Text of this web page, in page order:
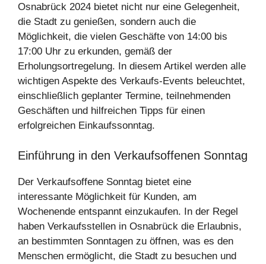
Osnabrück 2024 bietet nicht nur eine Gelegenheit,
die Stadt zu genießen, sondern auch die
Möglichkeit, die vielen Geschäfte von 14:00 bis
17:00 Uhr zu erkunden, gemäß der
Erholungsortregelung. In diesem Artikel werden alle
wichtigen Aspekte des Verkaufs-Events beleuchtet,
einschließlich geplanter Termine, teilnehmenden
Geschäften und hilfreichen Tipps für einen
erfolgreichen Einkaufssonntag.
Einführung in den Verkaufsoffenen Sonntag
Der Verkaufsoffene Sonntag bietet eine
interessante Möglichkeit für Kunden, am
Wochenende entspannt einzukaufen. In der Regel
haben Verkaufsstellen in Osnabrück die Erlaubnis,
an bestimmten Sonntagen zu öffnen, was es den
Menschen ermöglicht, die Stadt zu besuchen und